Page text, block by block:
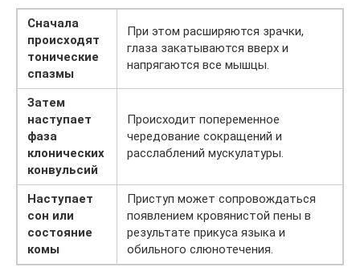
Сначала
происходят
тонические
спазмы
При этом расширяются зрачки,
глаза закатываются вверх и
напрягаются все мышцы.
Затем
наступает
фаза
клонических
конвульсий
Происходит попеременное
чередование сокращений и
расслаблений мускулатуры.
Наступает
сон или
состояние
комы
Приступ может сопровождаться
появлением кровянистой пены в
результате прикуса языка и
обильного слюнотечения.